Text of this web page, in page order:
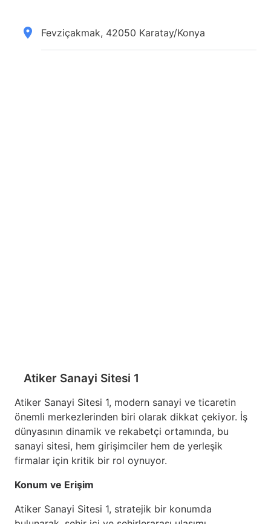
Fevziçakmak, 42050 Karatay/Konya
Atiker Sanayi Sitesi 1
Atiker Sanayi Sitesi 1, modern sanayi ve ticaretin
önemli merkezlerinden biri olarak dikkat çekiyor. İş
dünyasının dinamik ve rekabetçi ortamında, bu
sanayi sitesi, hem girişimciler hem de yerleşik
firmalar için kritik bir rol oynuyor.
Konum ve Erişim
Atiker Sanayi Sitesi 1, stratejik bir konumda